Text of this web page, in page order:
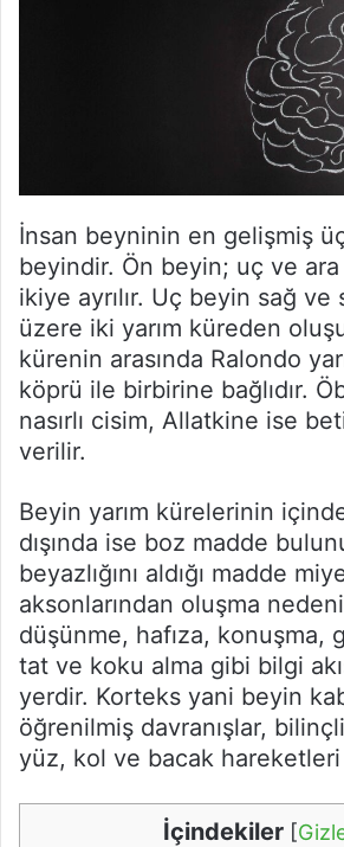
İnsan beyninin en gelişmiş
beyindir. Ön beyin; uç ve
ikiye ayrılır. Uç beyin sağ ve
üzere iki yarım küreden
kürenin arasında Ralondo
köprü ile birbirine bağlıdır.
nasırlı cisim, Allatkine ise
verilir.
Beyin yarım kürelerinin
dışında ise boz madde
beyazlığını aldığı madde
aksonlarından oluşma
düşünme, hafıza, konuşma,
tat ve koku alma gibi bilgi
yerdir. Korteks yani beyin
öğrenilmiş davranışlar,
yüz, kol ve bacak
İçindekiler [